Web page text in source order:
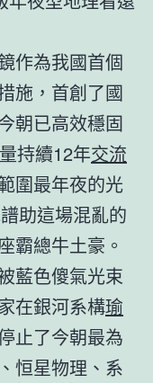
作為我國首個
施，首創了國
朝已高效穩固
持續12年交流
圍最年夜的光
助這場混亂的
霸總牛土豪。
藍色傻氣光束
在銀河系構瑜
止了今朝最為
恒星物理、系